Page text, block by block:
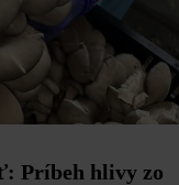
Príbeh hlivy zo